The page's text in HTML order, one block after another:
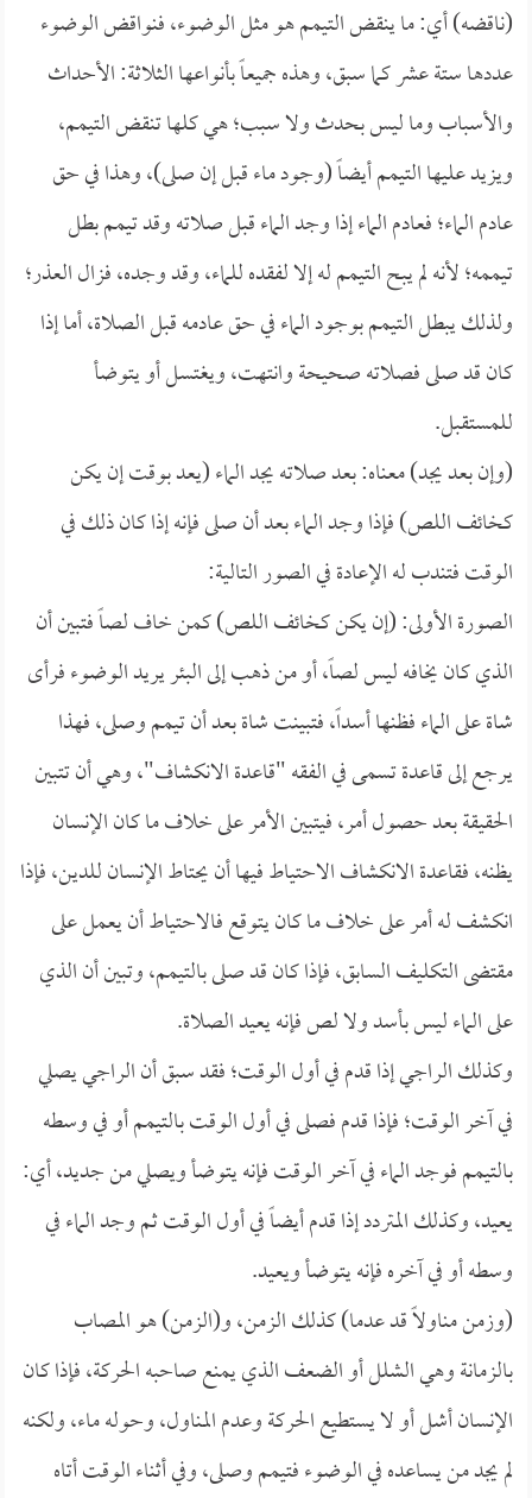
(ناقضه) أي: ما ينقض التيمم هو مثل الوضوء، فنواقض الوضوء
عددها ستة عشر كما سبق، وهذه جميعاً بأنواعها الثلاثة: الأحداث
والأسباب وما ليس بحدث ولا سبب؛ هي كلها تنقض التيمم،
ويزيد عليها التيمم أيضاً (وجود ماء قبل إن صلى)، وهذا في حق
عادم الماء؛ فعادم الماء إذا وجد الماء قبل صلاته وقد تيمم بطل
تيممه؛ لأنه لم يبح التيمم له إلا لفقده للماء، وقد وجده، فزال العذر؛
ولذلك يبطل التيمم بوجود الماء في حق عادمه قبل الصلاة، أما إذا
كان قد صلى فصلاته صحيحة وانتهت، ويغتسل أو يتوضأ
للمستقبل.
(وإن بعد يجد) معناه: بعد صلاته يجد الماء (يعد بوقت إن يكن
كخائف اللص) فإذا وجد الماء بعد أن صلى فإنه إذا كان ذلك في
الوقت فتندب له الإعادة في الصور التالية:
الصورة الأولى: (إن يكن كخائف اللص) كمن خاف لصاً فتبين أن
الذي كان يخافه ليس لصاً، أو من ذهب إلى البئر يريد الوضوء فرأى
شاة على الماء فظنها أسداً، فتبينت شاة بعد أن تيمم وصلى، فهذا
يرجع إلى قاعدة تسمى في الفقه "قاعدة الانكشاف"، وهي أن تتبين
الحقيقة بعد حصول أمر، فيتبين الأمر على خلاف ما كان الإنسان
يظنه، فقاعدة الانكشاف الاحتياط فيها أن يحتاط الإنسان للدين، فإذا
انكشف له أمر على خلاف ما كان يتوقع فالاحتياط أن يعمل على
مقتضى التكليف السابق، فإذا كان قد صلى بالتيمم، وتبين أن الذي
على الماء ليس بأسد ولا لص فإنه يعيد الصلاة.
وكذلك الراجي إذا قدم في أول الوقت؛ فقد سبق أن الراجي يصلي
في آخر الوقت؛ فإذا قدم فصلى في أول الوقت بالتيمم أو في وسطه
بالتيمم فوجد الماء في آخر الوقت فإنه يتوضأ ويصلي من جديد، أي:
يعيد، وكذلك المتردد إذا قدم أيضاً في أول الوقت ثم وجد الماء في
وسطه أو في آخره فإنه يتوضأ ويعيد.
(وزمن مناولاً قد عدما) كذلك الزمن، و(الزمن) هو المصاب
بالزمانة وهي الشلل أو الضعف الذي يمنع صاحبه الحركة، فإذا كان
الإنسان أشل أو لا يستطيع الحركة وعدم المناول، وحوله ماء، ولكنه
لم يجد من يساعده في الوضوء فتيمم وصلى، وفي أثناء الوقت أتاه